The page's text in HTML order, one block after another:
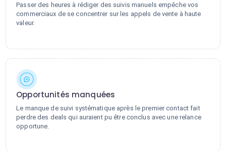
Passer des heures à rédiger des suivis manuels empêche vos
commerciaux de se concentrer sur les appels de vente à haute
valeur.
Opportunités manquées
Le manque de suivi systématique après le premier contact fait
perdre des deals qui auraient pu être conclus avec une relance
opportune.